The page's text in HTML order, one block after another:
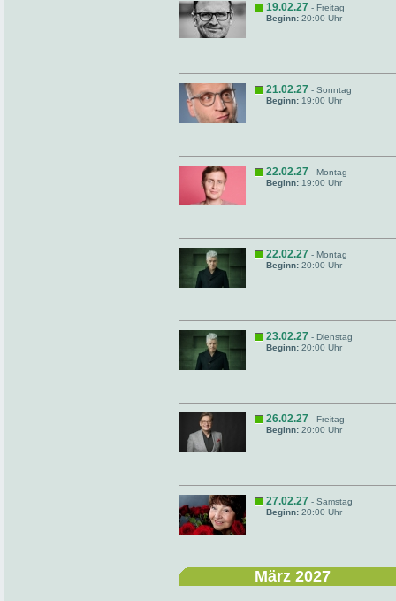
19.02.27 - Freitag
Beginn: 20:00 Uhr
21.02.27 - Sonntag
Beginn: 19:00 Uhr
22.02.27 - Montag
Beginn: 19:00 Uhr
22.02.27 - Montag
Beginn: 20:00 Uhr
23.02.27 - Dienstag
Beginn: 20:00 Uhr
26.02.27 - Freitag
Beginn: 20:00 Uhr
27.02.27 - Samstag
Beginn: 20:00 Uhr
März 2027